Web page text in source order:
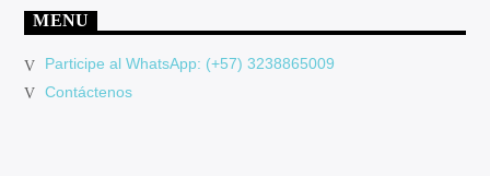
MENU
Participe al WhatsApp: (+57) 3238865009
Contáctenos